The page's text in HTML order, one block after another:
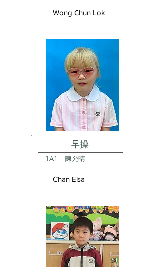
Wong Chun Lok
早操
1A1 陳允晴
Chan Elsa